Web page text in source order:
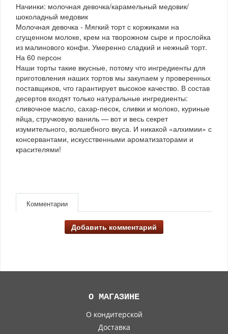
Начинки: молочная девочка/карамельный медовик/
шоколадный медовик
Молочная девочка - Мягкий торт с коржиками на
сгущенном молоке, крем на творожном сыре и прослойка
из малинового конфи. Умеренно сладкий и нежный торт.
На 60 персон
Наши торты такие вкусные, потому что ингредиенты для
приготовления наших тортов мы закупаем у проверенных
поставщиков, что гарантирует высокое качество. В состав
десертов входят только натуральные ингредиенты:
сливочное масло, сахар-песок, сливки и молоко, куриные
яйца, стручковую ваниль — вот и весь секрет
изумительного, волшебного вкуса. И никакой «алхимии» с
консервантами, искусственными ароматизаторами и
красителями!
Комментарии
Добавить комментарий
О МАГАЗИНЕ
О кондитерской
Доставка